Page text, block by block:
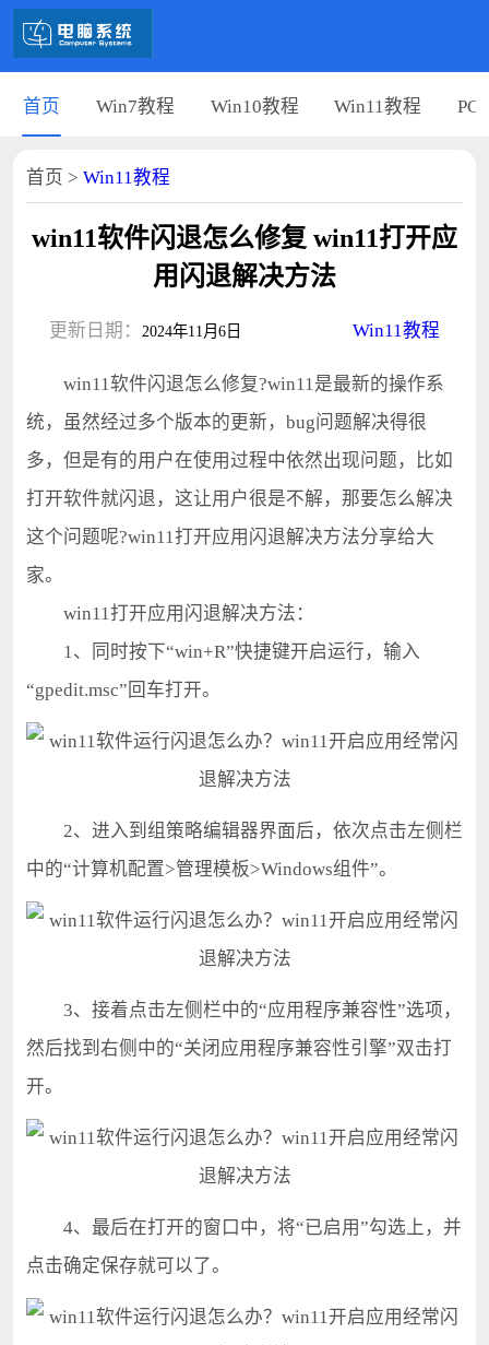
首页 Win7教程 Win10教程 Win11教程 PC
首页 > Win11教程
win11软件闪退怎么修复 win11打开应
用闪退解决方法
更新日期： 2024年11月6日 Win11教程
win11软件闪退怎么修复?win11是最新的操作系
统，虽然经过多个版本的更新，bug问题解决得很
多，但是有的用户在使用过程中依然出现问题，比如
打开软件就闪退，这让用户很是不解，那要怎么解决
这个问题呢?win11打开应用闪退解决方法分享给大
家。
win11打开应用闪退解决方法：
1、同时按下“win+R”快捷键开启运行，输入
“gpedit.msc”回车打开。
2、进入到组策略编辑器界面后，依次点击左侧栏
中的“计算机配置>管理模板>Windows组件”。
3、接着点击左侧栏中的“应用程序兼容性”选项，
然后找到右侧中的“关闭应用程序兼容性引擎”双击打
开。
4、最后在打开的窗口中，将“已启用”勾选上，并
点击确定保存就可以了。